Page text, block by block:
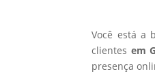
Você está a
clientes em
presença